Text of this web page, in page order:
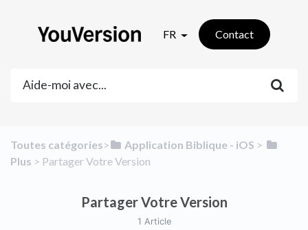
FR Contact
Toutes catégories​>​ ​Application Biblique - iOS ​ > ​
Plus ​ > ​ ​Partager Votre Version
Partager Votre Version
1 Article